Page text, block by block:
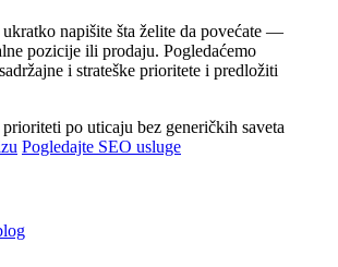
napišite šta želite da povećate —
pozicije ili prodaju. Pogledaćemo
i strateške prioritete i predložiti
prioriteti po uticaju bez generičkih saveta
Pogledajte SEO usluge